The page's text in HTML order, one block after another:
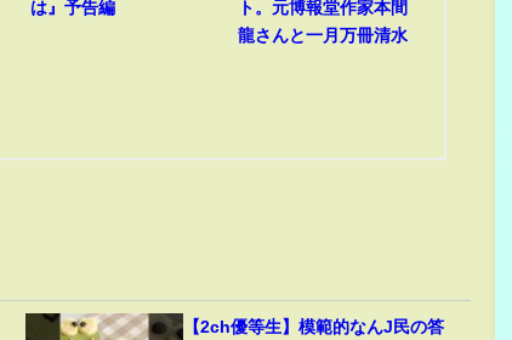
は』予告編
ト。元博報堂作家本間
龍さんと一月万冊清水
【2ch優等生】模範的なんJ民の答